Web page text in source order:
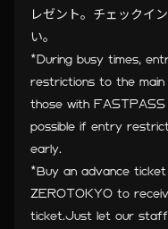
レゼント。チェックイ
い。
*During busy times,
restrictions to the main
those with
possible if entry
early.
*Buy an advance
ZEROTOKYO to
ticket.Just let our staff